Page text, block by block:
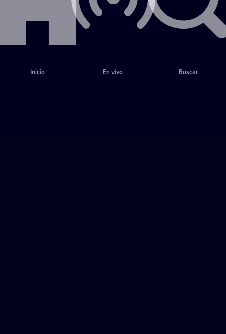
Inicio En vivo Buscar